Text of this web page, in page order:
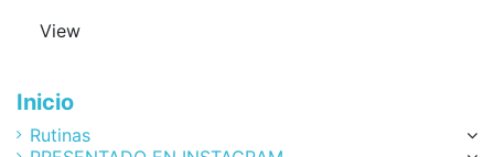
View
Inicio
Rutinas